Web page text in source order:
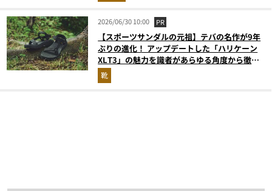
2026/06/30 10:00 PR
【スポーツサンダルの元祖】テバの名作が9年
ぶりの進化！ アップデートした「ハリケーン
XLT3」の魅力を識者があらゆる角度から徹底
解説！
靴